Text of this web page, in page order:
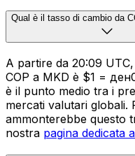
Qual è il tasso di cambio da
A partire da 20:09
COP a MKD è $1 =
è il punto medio tra i
mercati valutari globali.
ammonterebbe questo
nostra pagina dedicata